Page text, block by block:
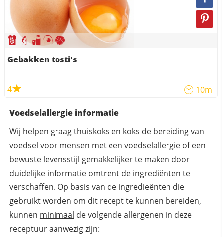
Gebakken tosti's
4 10m
Voedselallergie informatie
Wij helpen graag thuiskoks en koks de bereiding van
voedsel voor mensen met een voedselallergie of een
bewuste levensstijl gemakkelijker te maken door
duidelijke informatie omtrent de ingrediënten te
verschaffen. Op basis van de ingredieënten die
gebruikt worden om dit recept te kunnen bereiden,
kunnen minimaal de volgende allergenen in deze
receptuur aanwezig zijn: